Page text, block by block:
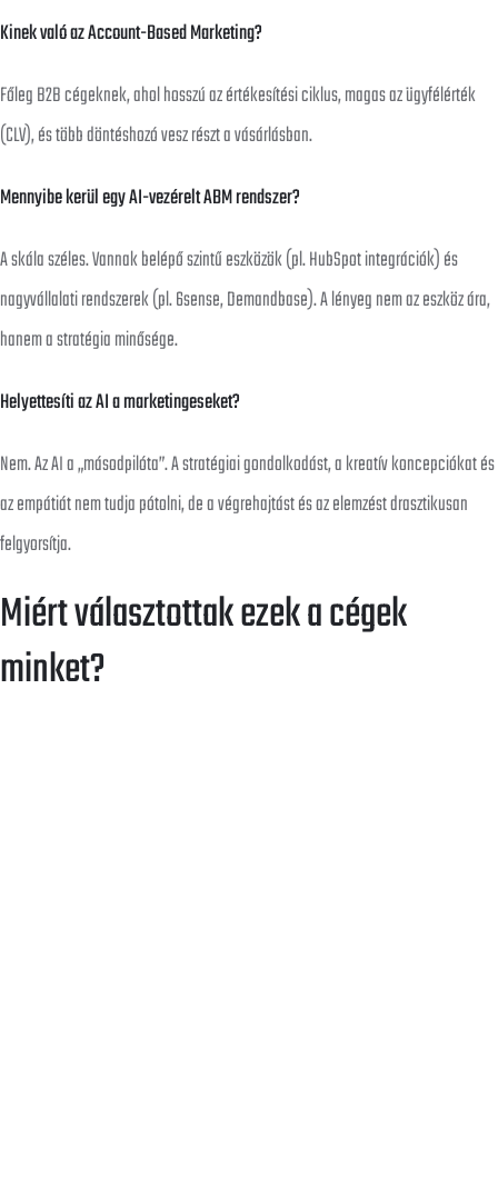
Kinek való az Account-Based Marketing?
Főleg B2B cégeknek, ahol hosszú az értékesítési ciklus, magas az ügyfélérték
(CLV), és több döntéshozó vesz részt a vásárlásban.
Mennyibe kerül egy AI-vezérelt ABM rendszer?
A skála széles. Vannak belépő szintű eszközök (pl. HubSpot integrációk) és
nagyvállalati rendszerek (pl. 6sense, Demandbase). A lényeg nem az eszköz ára,
hanem a stratégia minősége.
Helyettesíti az AI a marketingeseket?
Nem. Az AI a „másodpilóta”. A stratégiai gondolkodást, a kreatív koncepciókat és
az empátiát nem tudja pótolni, de a végrehajtást és az elemzést drasztikusan
felgyorsítja.
Miért választottak ezek a cégek
minket?